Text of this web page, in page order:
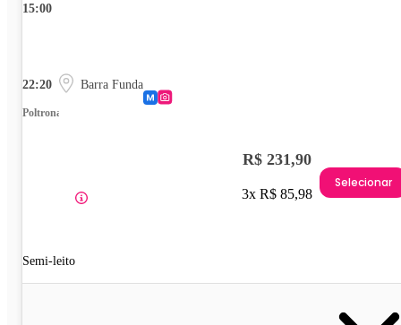
15:00
22:20 Barra Funda
Poltrona
Semi-leito
R$ 231,90
3x R$ 85,98
Selecionar